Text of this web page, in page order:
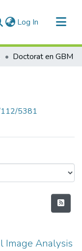
Log In (current)
Doctorat en GBM
112/5381
Image Analysis